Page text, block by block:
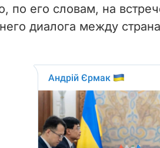
i
o
по его словам, на
диалога между